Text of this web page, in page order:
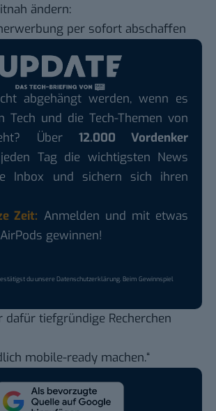
ändern:
per sofort abschaffen
abgehängt werden, wenn es
Tech und die Tech-Themen von
Über 12.000 Vordenker
Tag die wichtigsten News
Inbox und sichern sich ihren
Zeit: Anmelden und mit etwas
gewinnen!
du unsereDatenschutzerklärung. Beim Gewinnspiel
dafür tiefgründige Recherchen
mobile-ready machen.“